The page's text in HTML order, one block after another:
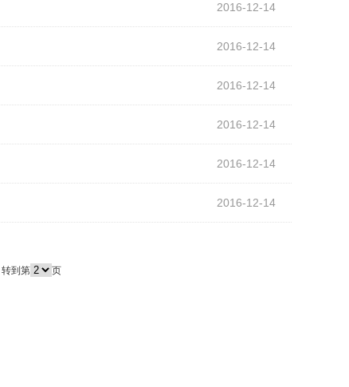
2016-12-14
2016-12-14
2016-12-14
2016-12-14
2016-12-14
2016-12-14
转到第 页